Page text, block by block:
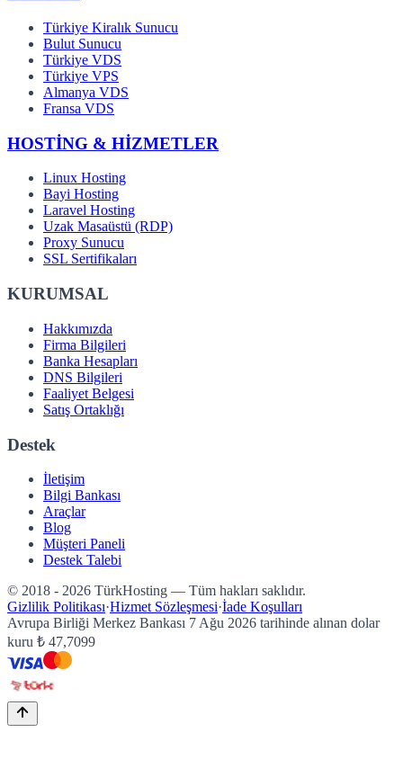
Türkiye Kiralık Sunucu
Bulut Sunucu
Türkiye VDS
Türkiye VPS
Almanya VDS
Fransa VDS
HOSTİNG & HİZMETLER
Linux Hosting
Bayi Hosting
Laravel Hosting
Uzak Masaüstü (RDP)
Proxy Sunucu
SSL Sertifikaları
KURUMSAL
Hakkımızda
Firma Bilgileri
Banka Hesapları
DNS Bilgileri
Faaliyet Belgesi
Satış Ortaklığı
Destek
İletişim
Bilgi Bankası
Araçlar
Blog
Müşteri Paneli
Destek Talebi
© 2018 - 2026 TürkHosting — Tüm hakları saklıdır.
Gizlilik Politikası·Hizmet Sözleşmesi·İade Koşulları
Avrupa Birliği Merkez Bankası 7 Ağu 2026 tarihinde alınan dolar
kuru ₺ 47,7099